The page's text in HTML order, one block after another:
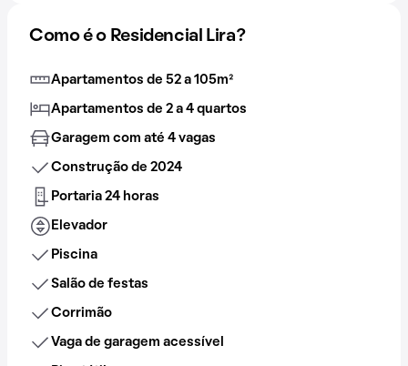
Como é o Residencial Lira?
Apartamentos de 52 a 105m²
Apartamentos de 2 a 4 quartos
Garagem com até 4 vagas
Construção de 2024
Portaria 24 horas
Elevador
Piscina
Salão de festas
Corrimão
Vaga de garagem acessível